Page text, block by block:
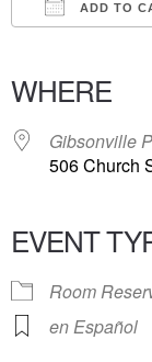
ADD TO
WHERE
Gibsonville
506 Church
EVENT
Room
en Español